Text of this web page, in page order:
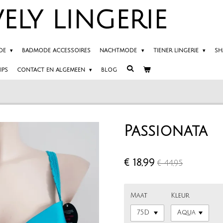
LINGERIE
BADMODE ACCESSOIRES NACHTMODE TIENER LINGERIE
CONTACT EN ALGEMEEN BLOG
Passionata
€ 18,99 € 44,95
Maat Kleur